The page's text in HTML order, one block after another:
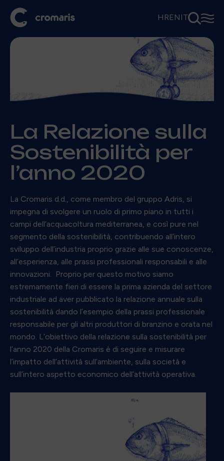
HREN IT⚲☰
La Relazione sulla
Sostenibilità per
l’anno 2020
La Cromaris d.d., come membro del gruppo Adris, si
impegna di svolgere un ruolo di primo piano in tutti i
campi dell’acquacoltura mediterranea, e così pure nel
segmento della sostenibilità, contribuendo all’intero
sviluppo dell’industria proprio grazie alle sue conoscenze,
all’esperienza, alle prassi professionali responsabili e alle
innovazioni. Proprio per questo motivo siamo
estremamente fieri di essere la prima azienda del settore
industriale ad aver pubblicato la relazione annuale sulla
sostenibilità dando l’esempio della prassi professionale
responsabile per gli altri produttori di branzino e orata nel
mondo. L’obiettivo della relazione sulla sostenibilità per
l’anno 2020 della Cromaris è di seguire e misurare
l’impatto dell’attività sull’ambiente, sulla società e
sull’intero aspetto economico dell’attività operativa.